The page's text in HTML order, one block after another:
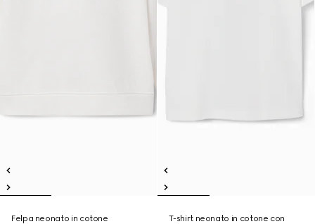
Felpa neonato in cotone
T-shirt neonato in cotone con